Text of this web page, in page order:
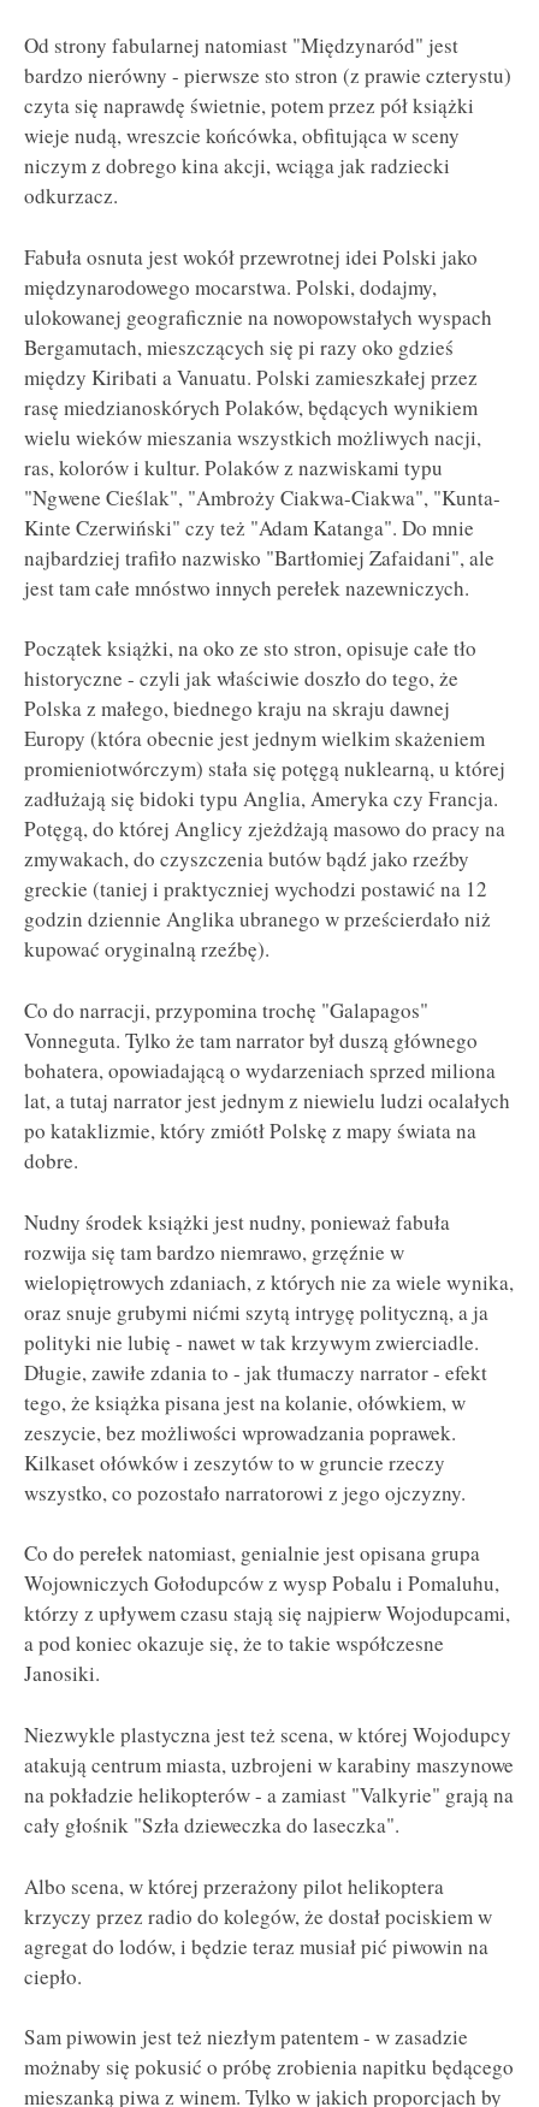
Od strony fabularnej natomiast "Międzynaród" jest
bardzo nierówny - pierwsze sto stron (z prawie czterystu)
czyta się naprawdę świetnie, potem przez pół książki
wieje nudą, wreszcie końcówka, obfitująca w sceny
niczym z dobrego kina akcji, wciąga jak radziecki
odkurzacz.
Fabuła osnuta jest wokół przewrotnej idei Polski jako
międzynarodowego mocarstwa. Polski, dodajmy,
ulokowanej geograficznie na nowopowstałych wyspach
Bergamutach, mieszczących się pi razy oko gdzieś
między Kiribati a Vanuatu. Polski zamieszkałej przez
rasę miedzianoskórych Polaków, będących wynikiem
wielu wieków mieszania wszystkich możliwych nacji,
ras, kolorów i kultur. Polaków z nazwiskami typu
"Ngwene Cieślak", "Ambroży Ciakwa-Ciakwa", "Kunta-
Kinte Czerwiński" czy też "Adam Katanga". Do mnie
najbardziej trafiło nazwisko "Bartłomiej Zafaidani", ale
jest tam całe mnóstwo innych perełek nazewniczych.
Początek książki, na oko ze sto stron, opisuje całe tło
historyczne - czyli jak właściwie doszło do tego, że
Polska z małego, biednego kraju na skraju dawnej
Europy (która obecnie jest jednym wielkim skażeniem
promieniotwórczym) stała się potęgą nuklearną, u której
zadłużają się bidoki typu Anglia, Ameryka czy Francja.
Potęgą, do której Anglicy zjeżdżają masowo do pracy na
zmywakach, do czyszczenia butów bądź jako rzeźby
greckie (taniej i praktyczniej wychodzi postawić na 12
godzin dziennie Anglika ubranego w prześcierdało niż
kupować oryginalną rzeźbę).
Co do narracji, przypomina trochę "Galapagos"
Vonneguta. Tylko że tam narrator był duszą głównego
bohatera, opowiadającą o wydarzeniach sprzed miliona
lat, a tutaj narrator jest jednym z niewielu ludzi ocalałych
po kataklizmie, który zmiótł Polskę z mapy świata na
dobre.
Nudny środek książki jest nudny, ponieważ fabuła
rozwija się tam bardzo niemrawo, grzęźnie w
wielopiętrowych zdaniach, z których nie za wiele wynika,
oraz snuje grubymi nićmi szytą intrygę polityczną, a ja
polityki nie lubię - nawet w tak krzywym zwierciadle.
Długie, zawiłe zdania to - jak tłumaczy narrator - efekt
tego, że książka pisana jest na kolanie, ołówkiem, w
zeszycie, bez możliwości wprowadzania poprawek.
Kilkaset ołówków i zeszytów to w gruncie rzeczy
wszystko, co pozostało narratorowi z jego ojczyzny.
Co do perełek natomiast, genialnie jest opisana grupa
Wojowniczych Gołodupców z wysp Pobalu i Pomaluhu,
którzy z upływem czasu stają się najpierw Wojodupcami,
a pod koniec okazuje się, że to takie współczesne
Janosiki.
Niezwykle plastyczna jest też scena, w której Wojodupcy
atakują centrum miasta, uzbrojeni w karabiny maszynowe
na pokładzie helikopterów - a zamiast "Valkyrie" grają na
cały głośnik "Szła dzieweczka do laseczka".
Albo scena, w której przerażony pilot helikoptera
krzyczy przez radio do kolegów, że dostał pociskiem w
agregat do lodów, i będzie teraz musiał pić piwowin na
ciepło.
Sam piwowin jest też niezłym patentem - w zasadzie
możnaby się pokusić o próbę zrobienia napitku będącego
mieszanką piwa z winem. Tylko w jakich proporcjach by